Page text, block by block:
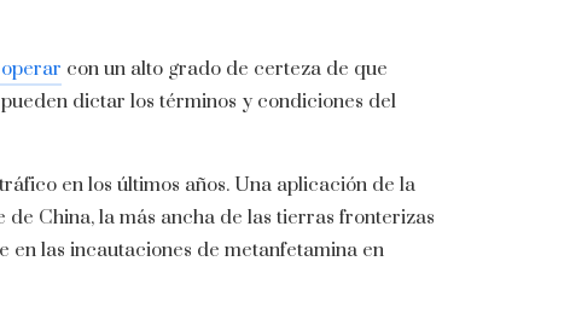
con un alto grado de certeza de que
dictar los términos y condiciones del
en los últimos años. Una aplicación de la
China, la más ancha de las tierras fronterizas
las incautaciones de metanfetamina en